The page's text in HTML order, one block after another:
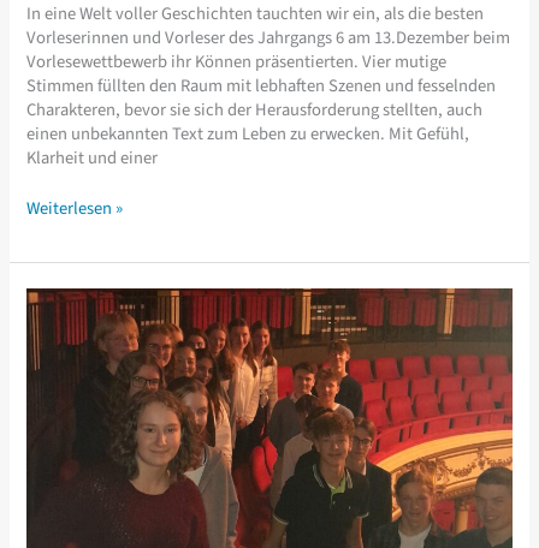
In eine Welt voller Geschichten tauchten wir ein, als die besten
Vorleserinnen und Vorleser des Jahrgangs 6 am 13.Dezember beim
Vorlesewettbewerb ihr Können präsentierten. Vier mutige
Stimmen füllten den Raum mit lebhaften Szenen und fesselnden
Charakteren, bevor sie sich der Herausforderung stellten, auch
einen unbekannten Text zum Leben zu erwecken. Mit Gefühl,
Klarheit und einer
Worte,
Vorlesewettbewerb
Weiterlesen »